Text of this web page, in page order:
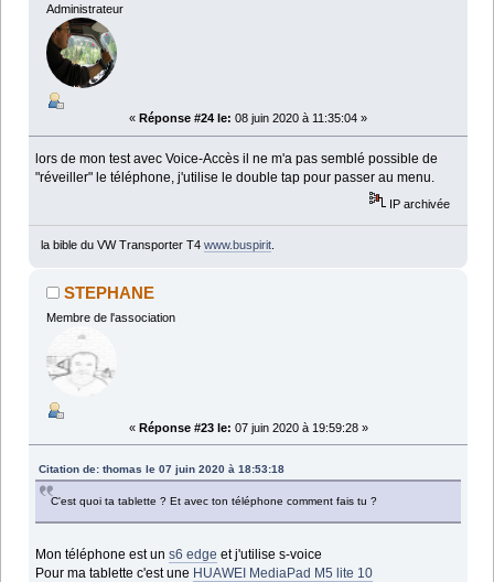
Administrateur
« Réponse #24 le: 08 juin 2020 à 11:35:04 »
lors de mon test avec Voice-Accès il ne m'a pas semblé possible de
"réveiller" le téléphone, j'utilise le double tap pour passer au menu.
IP archivée
la bible du VW Transporter T4 www.buspirit.
STEPHANE
Membre de l'association
« Réponse #23 le: 07 juin 2020 à 19:59:28 »
Citation de: thomas le 07 juin 2020 à 18:53:18
C'est quoi ta tablette ? Et avec ton téléphone comment fais tu ?
Mon téléphone est uns6 edge et j'utilise s-voice
Pour ma tablette c'est une HUAWEI MediaPad M5 lite 10